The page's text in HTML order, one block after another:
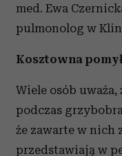
med. Ewa
pulmonolog w
Kosztowna
Wiele osób
podczas
że zawarte w nich
przedstawiają w